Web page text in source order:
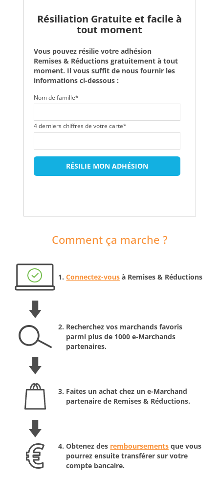
Résiliation Gratuite et facile à
tout moment
Vous pouvez résilie votre adhésion
Remises & Réductions gratuitement à tout
moment. Il vous suffit de nous fournir les
informations ci-dessous :
Nom de famille*
4 derniers chiffres de votre carte*
RÉSILIE MON ADHÉSION
Comment ça marche ?
Connectez-vous à Remises & Réductions
Recherchez vos marchands favoris
parmi plus de 1000 e-Marchands
partenaires.
Faites un achat chez un e-Marchand
partenaire de Remises & Réductions.
Obtenez des remboursements que vous
pourrez ensuite transférer sur votre
compte bancaire.